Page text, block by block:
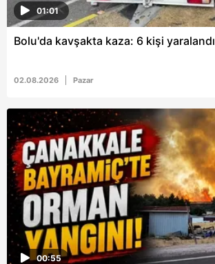
01:01
Bolu'da kavşakta kaza: 6 kişi yaralandı
02.08.2026 Pazar
00:55